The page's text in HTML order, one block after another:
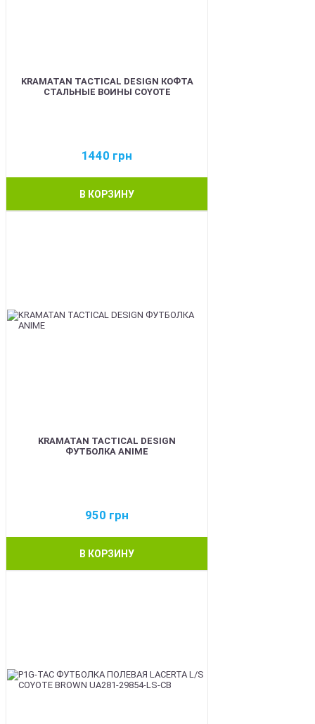
KRAMATAN TACTICAL DESIGN КОФТА
СТАЛЬНЫЕ ВОИНЫ COYOTE
1440 грн
В КОРЗИНУ
KRAMATAN TACTICAL DESIGN
ФУТБОЛКА ANIME
950 грн
В КОРЗИНУ